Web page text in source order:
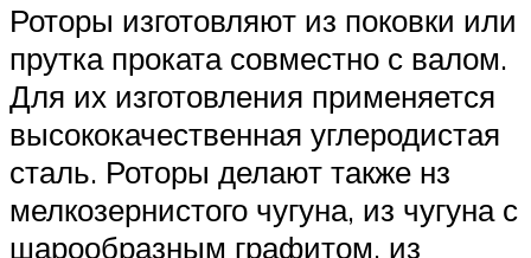
Роторы изготовляют из поковки или
прутка проката совместно с валом.
Для их изготовления применяется
высококачественная углеродистая
сталь. Роторы делают также нз
мелкозернистого чугуна, из чугуна с
шарообразным графитом, из